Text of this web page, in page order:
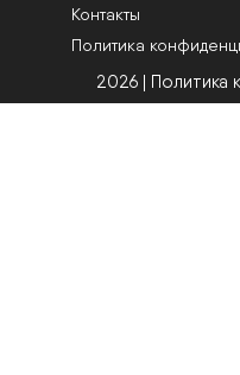
Контакты
Политика
2026 | Политика